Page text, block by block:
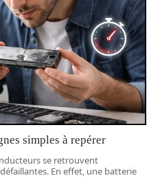
simples à repérer
se retrouvent
En effet, une batterie